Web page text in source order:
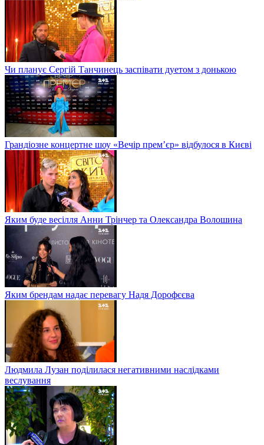
Чи планує Сергій Танчинець заспівати дуетом з донькою
Грандіозне концертне шоу «Вечір прем’єр» відбулося в Києві
Яким буде весілля Анни Трінчер та Олександра Волошина
Яким брендам надає перевагу Надя Дорофєєва
Людмила Лузан поділилася негативними наслідками
веслування